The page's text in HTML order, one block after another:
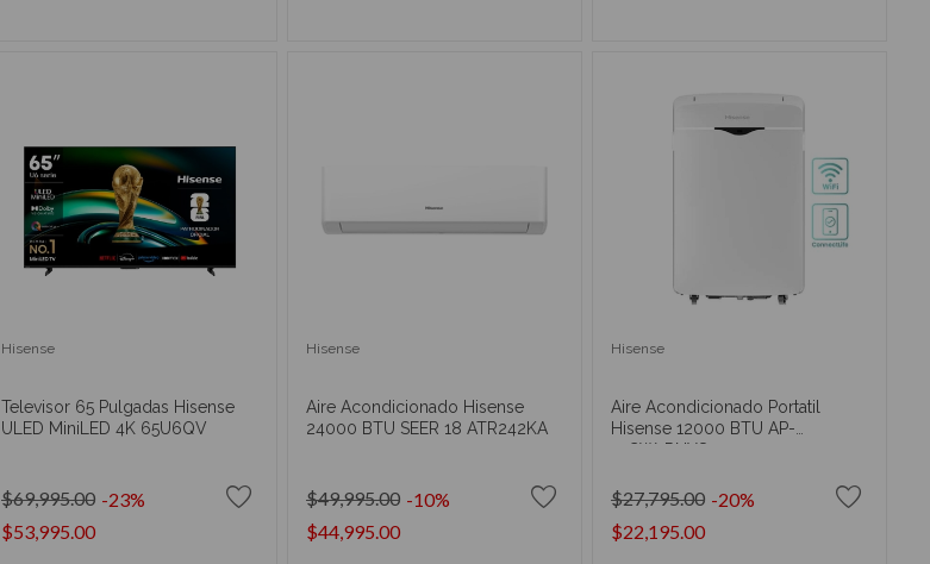
Hisense
Televisor 65 Pulgadas Hisense
ULED MiniLED 4K 65U6QV
$53,995.00
$69,995.00 -23%
Hisense
Aire Acondicionado Hisense
24000 BTU SEER 18 ATR242KA
$44,995.00
$49,995.00 -10%
Hisense
Aire Acondicionado Portatil
Hisense 12000 BTU AP-
12CW1RNXS2
$22,195.00
$27,795.00 -20%